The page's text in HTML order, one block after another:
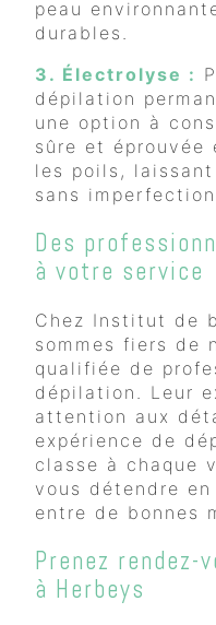
peau
durables.
3. Électrolyse :
dépilation
une option à
sûre et
les poils,
sans imperfection.
Des
à votre service
Chez Institut de
sommes fiers de
qualifiée de
dépilation. Leur
attention aux
expérience de
classe à chaque
vous détendre
entre de bonnes
Prenez rendez-
à Herbeys